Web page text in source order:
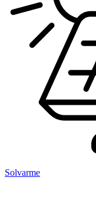
Solvarme